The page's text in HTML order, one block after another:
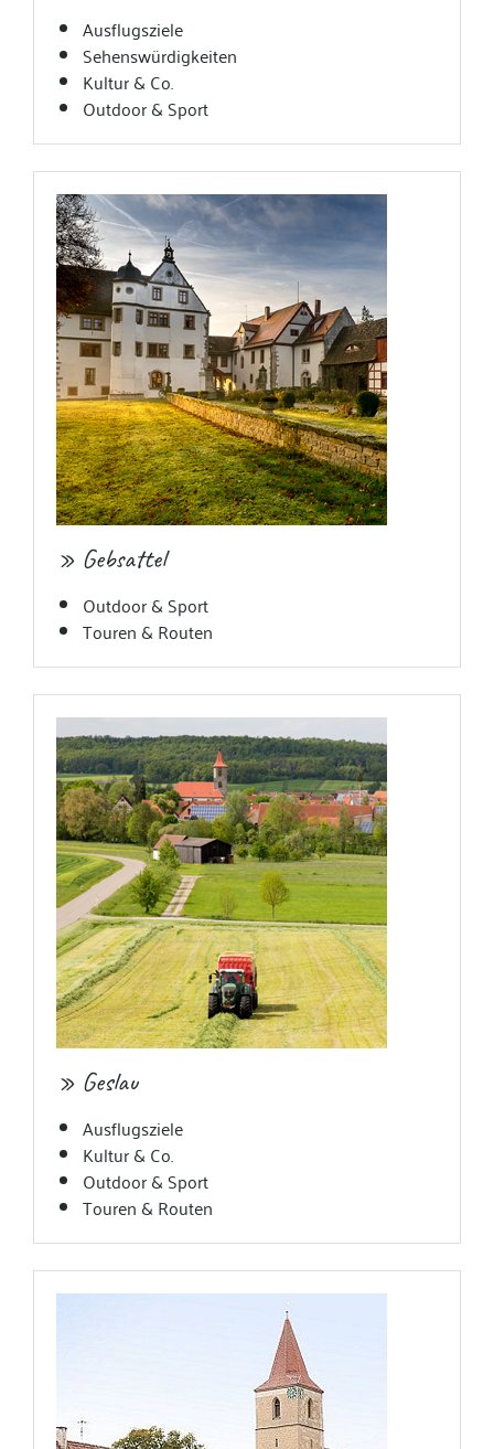
Ausflugsziele
Sehenswürdigkeiten
Kultur & Co.
Outdoor & Sport
» Gebsattel
Outdoor & Sport
Touren & Routen
» Geslau
Ausflugsziele
Kultur & Co.
Outdoor & Sport
Touren & Routen